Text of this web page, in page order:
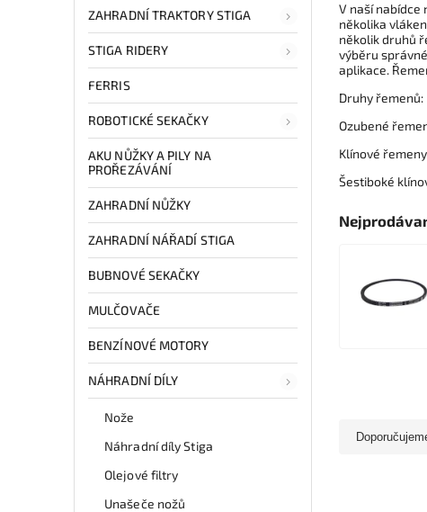
ZAHRADNÍ TRAKTORY STIGA
STIGA RIDERY
FERRIS
ROBOTICKÉ SEKAČKY
AKU NŮŽKY A PILY NA
PROŘEZÁVÁNÍ
ZAHRADNÍ NŮŽKY
ZAHRADNÍ NÁŘADÍ STIGA
BUBNOVÉ SEKAČKY
MULČOVAČE
BENZÍNOVÉ MOTORY
NÁHRADNÍ DÍLY
Nože
Náhradní díly Stiga
Olejové filtry
Unašeče nožů
V naší nabídce
několika
několik druhů
výběru
aplikace.
Druhy řemenů:
Ozubené
Klínové
Šestiboké